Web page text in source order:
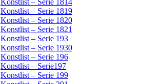
Konstlist – Serie 1814
Konstlist – Serie 1819
Konstlist – Serie 1820
Konstlist – Serie 1821
Konstlist – Serie 193
Konstlist – Serie 1930
Konstlist – Serie 196
Konstlist – Serie197
Konstlist – Serie 199